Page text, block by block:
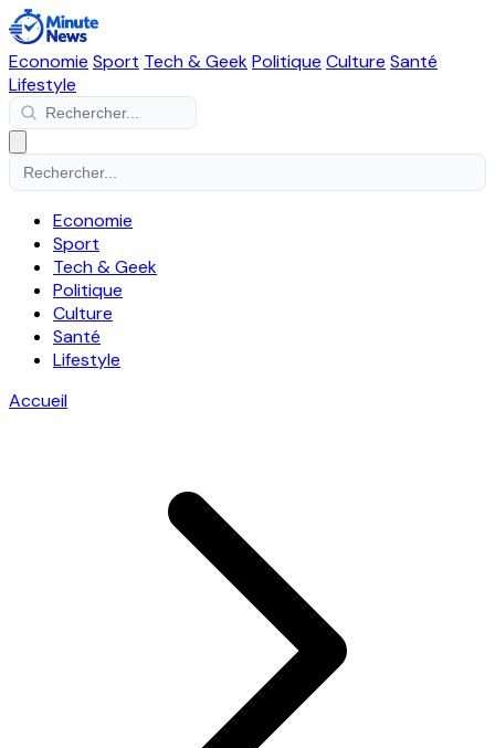
Economie Sport Tech & GeekPolitique Culture Santé
Lifestyle
Economie
Sport
Tech & Geek
Politique
Culture
Santé
Lifestyle
Accueil